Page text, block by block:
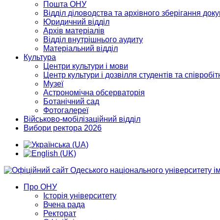
Пошта ОНУ
Відділ діловодства та архівного зберігання
Юридичний відділ
Архів матеріалів
Відділ внутрішнього аудиту
Матеріальний відділ
Культура
Центри культури і мови
Центр культури і дозвілля студентів та
Музеї
Астрономічна обсерваторія
Ботанічний сад
Фотогалереї
Військово-мобілізаційний відділ
Вибори ректора 2026
Про ОНУ
Історія університету
Вчена рада
Ректорат